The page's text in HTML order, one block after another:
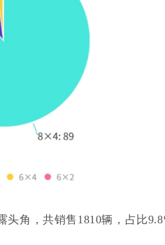
头角，共销售 1810辆，占比